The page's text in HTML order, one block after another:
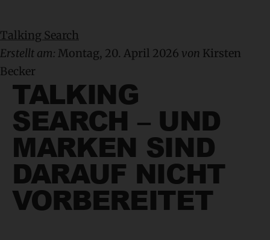
Talking Search
Erstellt am: Montag, 20. April 2026 von Kirsten
Becker
TALKING
SEARCH – UND
MARKEN SIND
DARAUF NICHT
VORBEREITET